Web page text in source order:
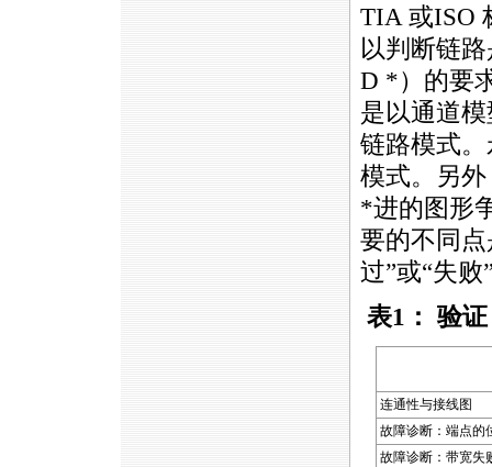
TIA 或ISO
以判断链
D *）的要
是以通道
链路模式
模式。另
*进的图形
要的不同
过”或“失
表1： 验
连通性与接线图
故障诊断：端点的
故障诊断：带宽失